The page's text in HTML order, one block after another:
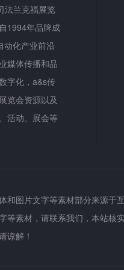
法兰克福展览
1994年品牌成
动化产业前沿
媒体传播和品
字化，a&s传
览会资源以及
活动、展会等
和图片文字等素材部分来源
等素材，请联系我们，本站
谅解！